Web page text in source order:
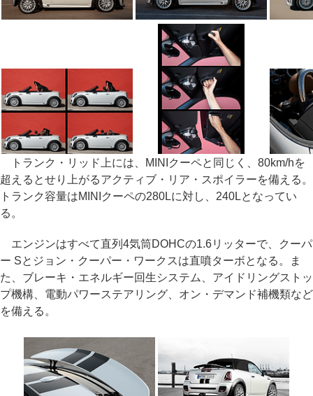
トランク・リッド上には、MINIクーペと同じく、80km/hを
超えるとせり上がるアクティブ・リア・スポイラーを備える。
トランク容量はMINIクーペの280Lに対し、240Lとなってい
る。
エンジンはすべて直列4気筒DOHCの1.6リッターで、クーパ
ー Sとジョン・クーパー・ワークスは直噴ターボとなる。ま
た、ブレーキ・エネルギー回生システム、アイドリングストッ
プ機構、電動パワーステアリング、オン・デマンド補機類など
を備える。